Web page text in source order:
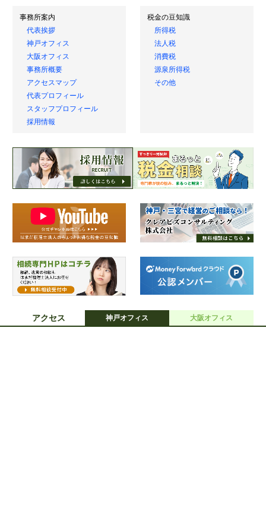
事務所案内
代表挨拶
神戸オフィス
大阪オフィス
事務所概要
アクセスマップ
代表プロフィール
スタッフプロフィール
採用情報
税金の豆知識
所得税
法人税
消費税
源泉所得税
その他
アクセス 神戸オフィス 大阪オフィス